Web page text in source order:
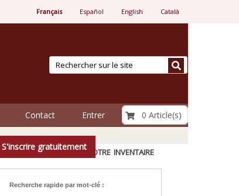
Français Español English Català
Contact Entrer 0 Article(s)
S'inscrire gratuitementExplorer notre inventaire
Recherche rapide par mot-clé :